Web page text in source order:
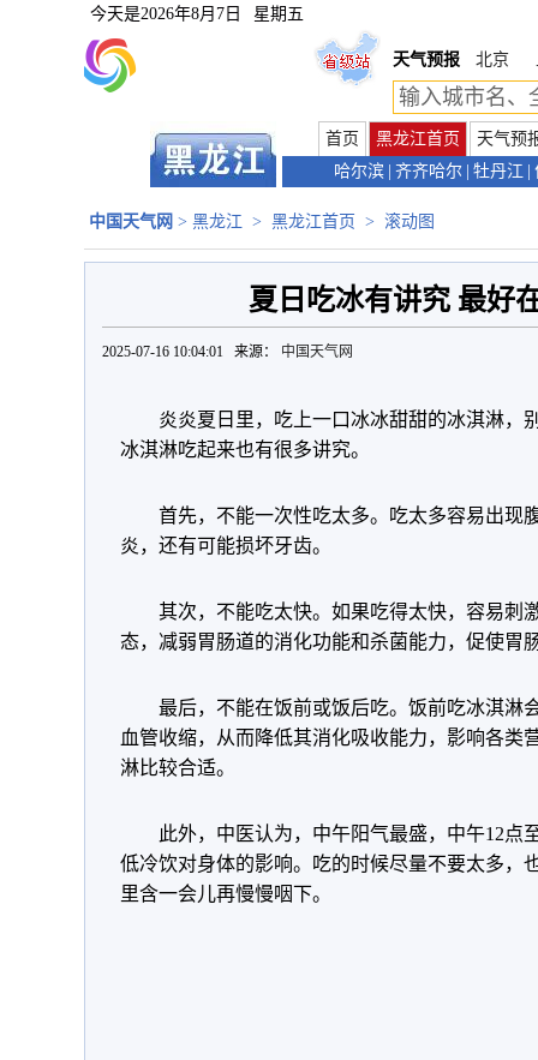
今天是2026年8月7日 星期五
天气预报 北京
首页 黑龙江首页
天气预
哈尔滨 齐齐哈尔 牡丹江
中国天气网 > 黑龙江 > 黑龙江首页 > 滚动图
夏日吃冰有讲究 最好
2025-07-16 10:04:01 来源： 中国天气网
炎炎夏日里，吃上一口冰冰甜甜的冰淇淋，
冰淇淋吃起来也有很多讲究。
首先，不能一次性吃太多。吃太多容易出现
炎，还有可能损坏牙齿。
其次，不能吃太快。如果吃得太快，容易刺
态，减弱胃肠道的消化功能和杀菌能力，促使胃
最后，不能在饭前或饭后吃。饭前吃冰淇淋
血管收缩，从而降低其消化吸收能力，影响各类
淋比较合适。
此外，中医认为，中午阳气最盛，中午12点
低冷饮对身体的影响。吃的时候尽量不要太多，
里含一会儿再慢慢咽下。